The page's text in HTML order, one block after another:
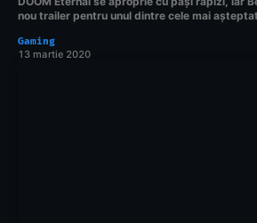
nou trailer pentru unul dintre cele mai
Gaming
13 martie 2020